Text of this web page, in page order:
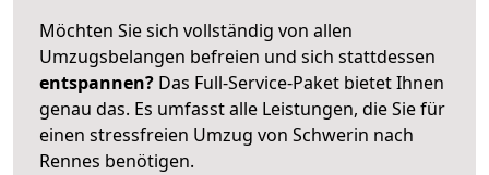
Möchten Sie sich vollständig von allen
Umzugsbelangen befreien und sich stattdessen
entspannen? Das Full-Service-Paket bietet Ihnen
genau das. Es umfasst alle Leistungen, die Sie für
einen stressfreien Umzug von Schwerin nach
Rennes benötigen.